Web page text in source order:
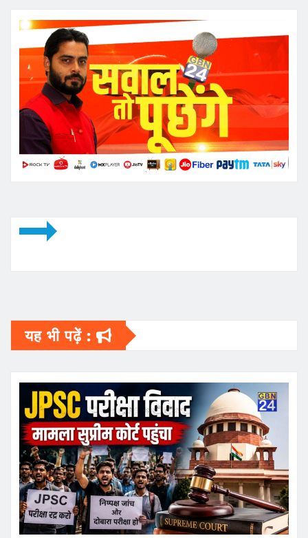
यह भी पढ़ें :